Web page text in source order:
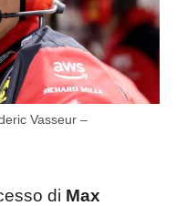
Vasseur –
di Max